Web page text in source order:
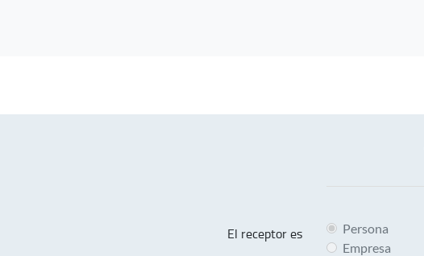
El receptor es
Persona
Empresa